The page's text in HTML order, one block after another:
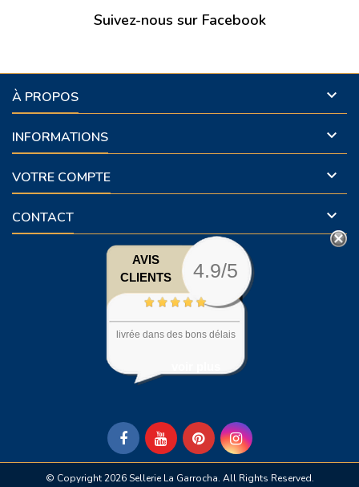
Suivez-nous sur Facebook
À PROPOS 
INFORMATIONS 
VOTRE COMPTE 
CONTACT 
AVIS
CLIENTS
4.9/5
livrée dans des bons délais
© Copyright 2026 Sellerie La Garrocha. All Rights Reserved.